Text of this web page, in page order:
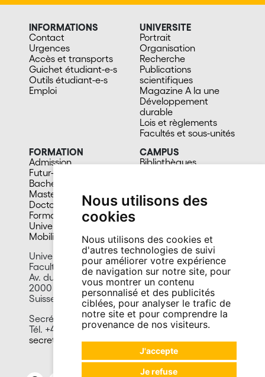
Nous utilisons des
cookies
Nous utilisons des cookies et
d'autres technologies de suivi
pour améliorer votre expérience
de navigation sur notre site, pour
vous montrer un contenu
personnalisé et des publicités
ciblées, pour analyser le trafic de
notre site et pour comprendre la
provenance de nos visiteurs.
J'accepte
Je refuse
INFORMATIONS
Contact
Urgences
Accès et transports
Guichet étudiant-e-s
Outils étudiant-e-s
Emploi
UNIVERSITE
Portrait
Organisation
Recherche
Publications
scientifiques
Magazine A la une
Développement
durable
Lois et règlements
Facultés et sous-unités
FORMATION
Admission
Futur-e étudiant-e
Bachelors
Masters
Doctorat
Formation continue
Université du 3e âge
Mobilité
CAMPUS
Bibliothèques
Santé
Cafétérias
Université de Neuchâtel
Faculté des sciences économiques
Av. du 1er-Mars 26
2000 Neuchâtel
Suisse
Secrétariat
Tél. +41 32 718 15 00
secretariat.seco@unine.ch